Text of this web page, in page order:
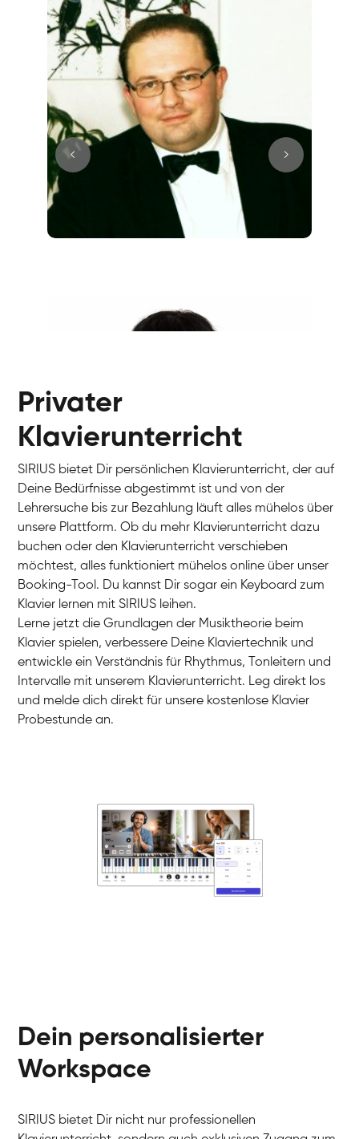
Charlotte
Klavier / Piano / Flügel
Klavier / Piano / Flügel
Klavier / Piano / Flügel
Privater
Klavierunterricht
SIRIUS bietet Dir persönlichen Klavierunterricht, der auf
Deine Bedürfnisse abgestimmt ist und von der
Lehrersuche bis zur Bezahlung läuft alles mühelos über
unsere Plattform. Ob du mehr Klavierunterricht dazu
buchen oder den Klavierunterricht verschieben
möchtest, alles funktioniert mühelos online über unser
Booking-Tool. Du kannst Dir sogar ein Keyboard zum
Klavier lernen mit SIRIUS leihen.
Lerne jetzt die Grundlagen der Musiktheorie beim
Klavier spielen, verbessere Deine Klaviertechnik und
entwickle ein Verständnis für Rhythmus, Tonleitern und
Intervalle mit unserem Klavierunterricht. Leg direkt los
und melde dich direkt für unsere kostenlose Klavier
Probestunde an.
Dein personalisierter
Workspace
SIRIUS bietet Dir nicht nur professionellen